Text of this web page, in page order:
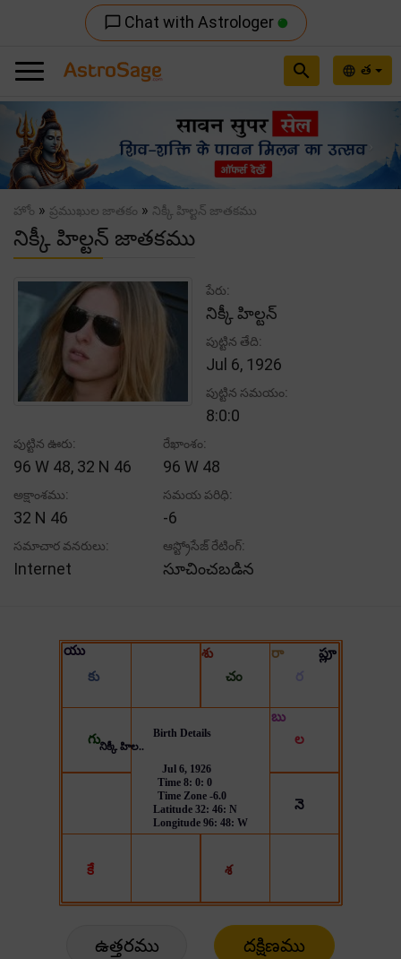
chat_bubble_outline Chat with Astrologer
language త
search
Previous
హోం » ప్రముఖుల జాతకం » నిక్కీ హిల్టన్ జాతకము
నిక్కీ హిల్టన్ జాతకము
పేరు:
నిక్కీ హిల్టన్
పుట్టిన తేది:
Jul 6, 1926
పుట్టిన సమయం:
8:0:0
పుట్టిన ఊరు:
96 W 48, 32 N 46
రేఖాంశం:
96 W 48
అక్షాంశము:
32 N 46
సమయ పరిధి:
-6
సమాచార వనరులు:
Internet
ఆస్ట్రోసేజ్ రేటింగ్:
సూచించబడిన
ఉత్తరము దక్షిణము